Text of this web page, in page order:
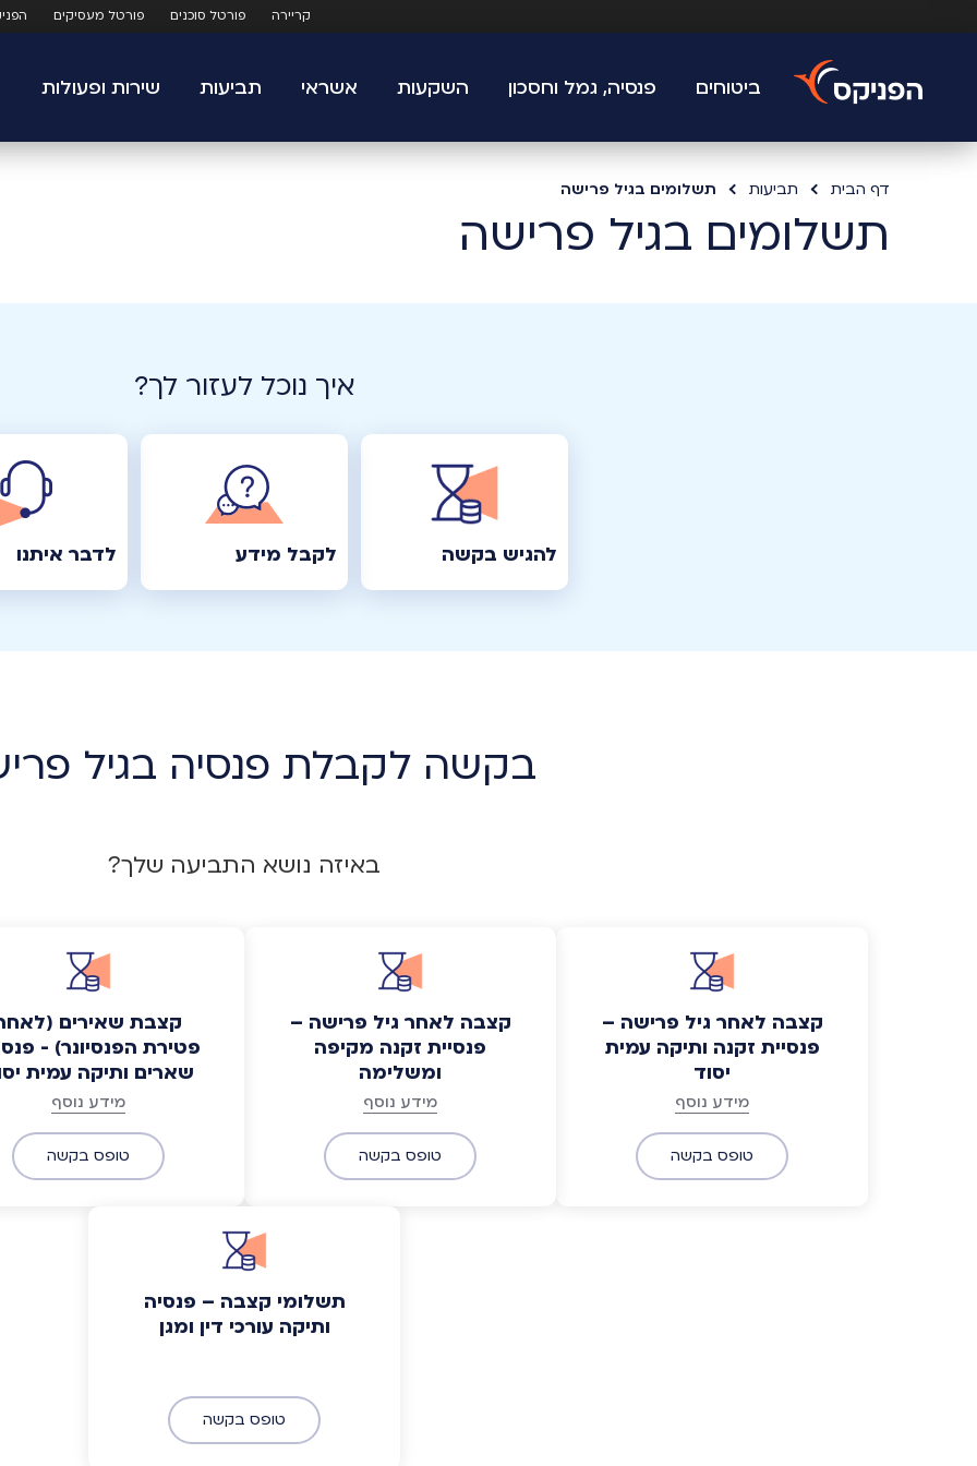
קריירה פורטל סוכנים פורטל מעסיקים
ביטוחים פנסיה, גמל וחסכון השקעות אשראי תביעות שירות ופעולות
דף הבית תביעות תשלומים בגיל פרישה
תשלומים בגיל פרישה
איך נוכל לעזור לך?
להגיש בקשה לקבל מידע לדבר איתנו
בקשה לקבלת פנסיה בגיל
באיזה נושא התביעה שלך?
קצבה לאחר גיל פרישה –
פנסיית זקנה ותיקה עמית
יסוד
מידע נוסף
טופס בקשה
קצבה לאחר גיל פרישה –
פנסיית זקנה מקיפה
ומשלימה
מידע נוסף
טופס בקשה
קצבת שאירים
פטירת הפנסיונר) -
שארים ותיקה עמית
מידע נוסף
טופס בקשה
תשלומי קצבה – פנסיה
ותיקה עורכי דין ומגן
טופס בקשה